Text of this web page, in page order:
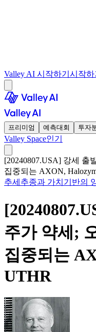
Valley AI 시작하기 시작하
프리미엄 예측대회 투자
Valley Space인기
[20240807.USA] 강세 출
집중되는 AXON,
추세추종과 가치기반의
주가 약세;
집중되는
UTHR